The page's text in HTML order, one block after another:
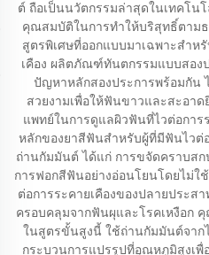
ต์ ถือเป็นนวัตกรรมล่าสุดในเทคโ
คุณสมบัติในการทำให้บริสุทธิ์ตาม
สูตรพิเศษที่ออกแบบมาเฉพาะสำ
เคือง ผลิตภัณฑ์ทันตกรรมแบบสอง
ปัญหาหลักสองประการพร้อมกัน
สวยงามเพื่อให้ฟันขาวและสะอา
แพทย์ในการดูแลผิวฟันที่ไวต่อการ
หลักของยาสีฟันสำหรับผู้ที่มีฟันไวต่
ถ่านกัมมันต์ ได้แก่ การขจัดคราบส
การฟอกสีฟันอย่างอ่อนโยนโดยไม่ใ
ต่อการระคายเคืองของปลายประส
ครอบคลุมจากฟันผุและโรคเหงือก
ในสูตรขั้นสูงนี้ ใช้ถ่านกัมมันต์จาก
กระบวนการแปรรูปที่อุณหภูมิสูงเ